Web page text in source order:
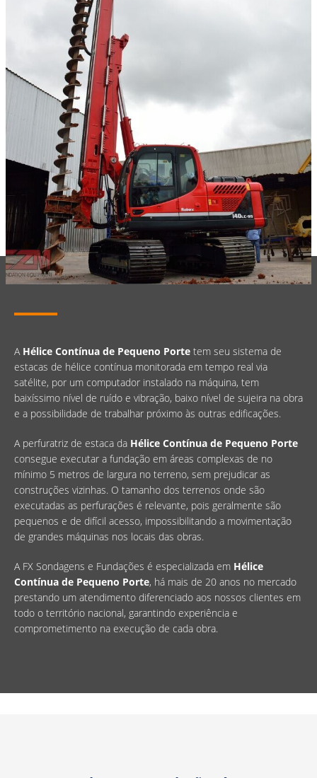
A Hélice Contínua de Pequeno Porte tem seu sistema de
estacas de hélice contínua monitorada em tempo real via
satélite, por um computador instalado na máquina, tem
baixíssimo nível de ruído e vibração, baixo nível de sujeira na obra
e a possibilidade de trabalhar próximo às outras edificações.
A perfuratriz de estaca da Hélice Contínua de Pequeno Porte
consegue executar a fundação em áreas complexas de no
mínimo 5 metros de largura no terreno, sem prejudicar as
construções vizinhas. O tamanho dos terrenos onde são
executadas as perfurações é relevante, pois geralmente são
pequenos e de difícil acesso, impossibilitando a movimentação
de grandes máquinas nos locais das obras.
A FX Sondagens e Fundações é especializada em Hélice
Contínua de Pequeno Porte, há mais de 20 anos no mercado
prestando um atendimento diferenciado aos nossos clientes em
todo o território nacional, garantindo experiência e
comprometimento na execução de cada obra.